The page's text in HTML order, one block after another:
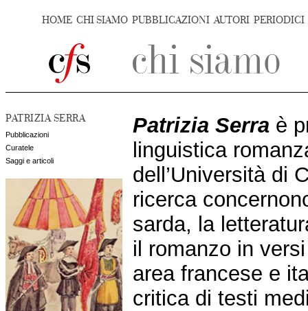
HOME CHI SIAMO PUBBLICAZIONI AUTORI PERIODICI
PATRIZIA SERRA
Pubblicazioni
Curatele
Saggi e articoli
Patrizia Serra è
linguistica
dell’Università di
ricerca
sarda, la
il romanzo in
area francese e
critica di testi